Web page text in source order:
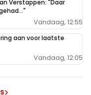
Verstappen: "Daar
Vandaag, 12:55
aan voor laatste
Vandaag, 12:05